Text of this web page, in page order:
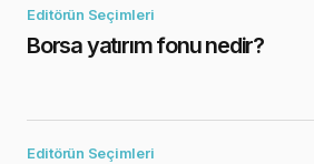
Editörün Seçimleri
Borsa yatırım fonu nedir?
Editörün Seçimleri